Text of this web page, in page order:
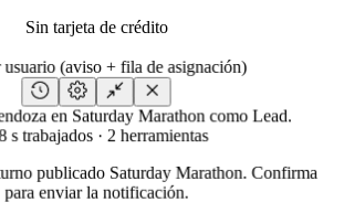
Sin tarjeta de crédito
usuario (aviso + fila de asignación)
en Saturday Marathon como Lead.
s trabajados · 2 herramientas
publicado Saturday Marathon. Confirma
para enviar la notificación.